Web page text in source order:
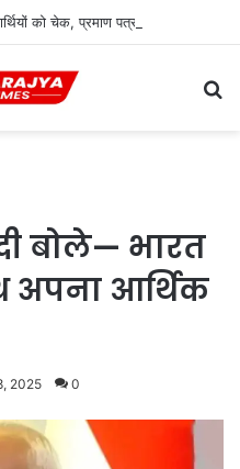
बोले— भारत
अपना आर्थिक
2025 0